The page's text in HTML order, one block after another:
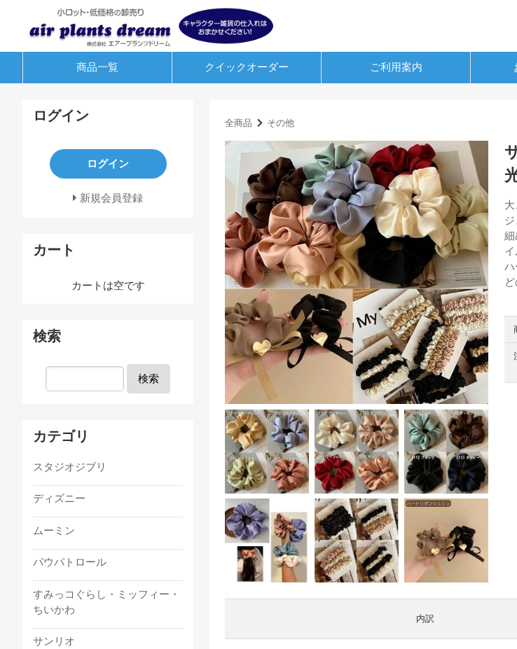
商品一覧 クイックオーダー ご利用案内
全商品 その他
細
ハ
内訳
ログイン
ログイン
新規会員登録
カート
カートは空です
検索
検索
カテゴリ
スタジオジブリ
ディズニー
ムーミン
パウパトロール
すみっコぐらし・ミッフィー・
ちいかわ
サンリオ